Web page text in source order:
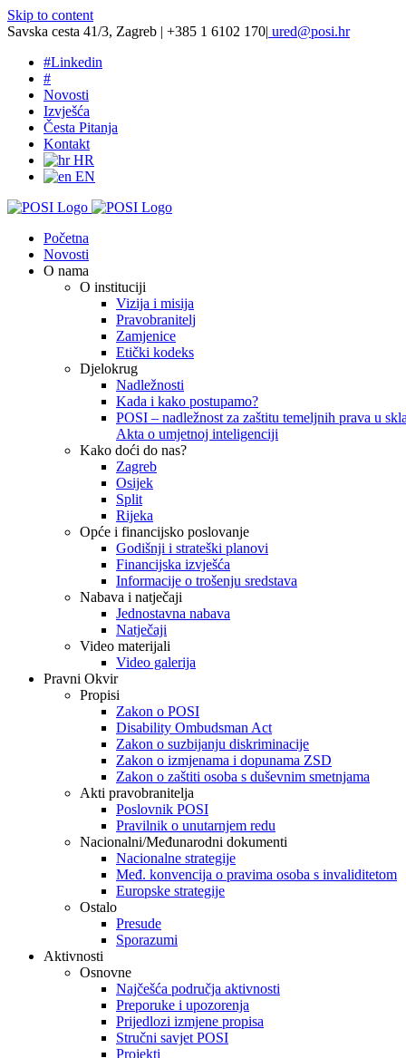
Skip to content
Savska cesta 41/3, Zagreb | +385 1 6102 170| ured@posi.hr
#Linkedin
#
Novosti
Izvješća
Česta Pitanja
Kontakt
HR
EN
Početna
Novosti
O nama
O instituciji
Vizija i misija
Pravobranitelj
Zamjenice
Etički kodeks
Djelokrug
Nadležnosti
Kada i kako postupamo?
POSI – nadležnost za zaštitu temeljnih prava u
Akta o umjetnoj inteligenciji
Kako doći do nas?
Zagreb
Osijek
Split
Rijeka
Opće i financijsko poslovanje
Godišnji i strateški planovi
Financijska izvješća
Informacije o trošenju sredstava
Nabava i natječaji
Jednostavna nabava
Natječaji
Video materijali
Video galerija
Pravni Okvir
Propisi
Zakon o POSI
Disability Ombudsman Act
Zakon o suzbijanju diskriminacije
Zakon o izmjenama i dopunama ZSD
Zakon o zaštiti osoba s duševnim smetnjama
Akti pravobranitelja
Poslovnik POSI
Pravilnik o unutarnjem redu
Nacionalni/Međunarodni dokumenti
Nacionalne strategije
Međ. konvencija o pravima osoba s invaliditetom
Europske strategije
Ostalo
Presude
Sporazumi
Aktivnosti
Osnovne
Najčešća područja aktivnosti
Preporuke i upozorenja
Prijedlozi izmjene propisa
Stručni savjet POSI
Projekti